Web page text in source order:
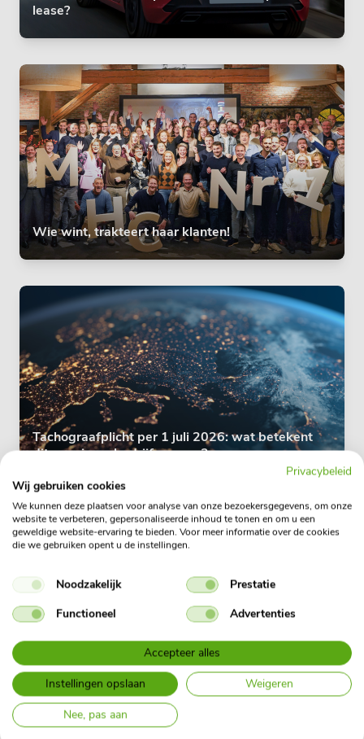
lease?
Wie wint, trakteert haar klanten!
Tachograafplicht per 1 juli 2026: wat betekent
dit voor jouw bedrijfswagen?
Adoptiezeehondje Yoda zwemt weer vrij in de
zee!
Privacybeleid
Wij gebruiken cookies
We kunnen deze plaatsen voor analyse van onze bezoekersgegevens, om onze
website te verbeteren, gepersonaliseerde inhoud te tonen en om u een
geweldige website-ervaring te bieden. Voor meer informatie over de cookies
die we gebruiken opent u de instellingen.
Noodzakelijk
Prestatie
Functioneel
Advertenties
Accepteer alles
Instellingen opslaan
Weigeren
Nee, pas aan